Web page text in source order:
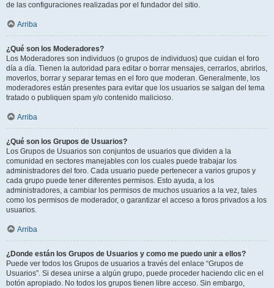
de las configuraciones realizadas por el fundador del sitio.
Arriba
¿Qué son los Moderadores?
Los Moderadores son individuos (o grupos de individuos) que cuidan el foro
día a día. Tienen la autoridad para editar o borrar mensajes, cerrarlos, abrirlos,
moverlos, borrar y separar temas en el foro que moderan. Generalmente, los
moderadores están presentes para evitar que los usuarios se salgan del tema
tratado o publiquen spam y/o contenido malicioso.
Arriba
¿Qué son los Grupos de Usuarios?
Los Grupos de Usuarios son conjuntos de usuarios que dividen a la
comunidad en sectores manejables con los cuales puede trabajar los
administradores del foro. Cada usuario puede pertenecer a varios grupos y
cada grupo puede tener diferentes permisos. Esto ayuda, a los
administradores, a cambiar los permisos de muchos usuarios a la vez, tales
como los permisos de moderador, o garantizar el acceso a foros privados a los
usuarios.
Arriba
¿Donde están los Grupos de Usuarios y como me puedo unir a ellos?
Puede ver todos los Grupos de usuarios a través del enlace “Grupos de
Usuarios”. Si desea unirse a algún grupo, puede proceder haciendo clic en el
botón apropiado. No todos los grupos tienen libre acceso. Sin embargo,